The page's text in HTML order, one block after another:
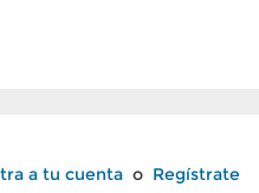
a tu cuenta o Regístrate